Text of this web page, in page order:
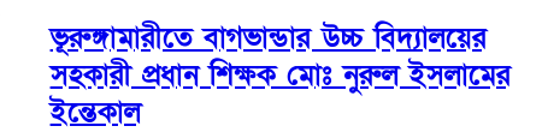
ভূরুঙ্গামারীতে বাগভান্ডার উচ্চ বিদ্যালয়ের
সহকারী প্রধান শিক্ষক মোঃ নুরুল ইসলামের
ইন্তেকাল